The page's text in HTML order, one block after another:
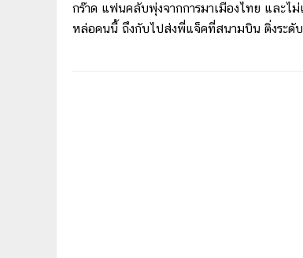
กร๊าด แฟนคลับพุ่งจากการมาเมืองไทย และ
หล่อคนนี้ ถึงกับไปส่งพี่แจ็คที่สนามบิน ติ่งระดั